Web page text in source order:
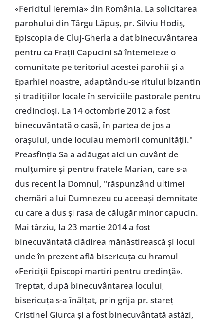
«Fericitul Ieremia» din România. La solicitarea
parohului din Târgu Lăpuș, pr. Silviu Hodiș,
Episcopia de Cluj-Gherla a dat binecuvântarea
pentru ca Frații Capucini să întemeieze o
comunitate pe teritoriul acestei parohii și a
Eparhiei noastre, adaptându-se ritului bizantin
și tradițiilor locale în serviciile pastorale pentru
credincioși. La 14 octombrie 2012 a fost
binecuvântată o casă, în partea de jos a
orașului, unde locuiau membrii comunității."
Preasfinția Sa a adăugat aici un cuvânt de
mulțumire și pentru fratele Marian, care s-a
dus recent la Domnul, "răspunzând ultimei
chemări a lui Dumnezeu cu aceeași demnitate
cu care a dus și rasa de călugăr minor capucin.
Mai târziu, la 23 martie 2014 a fost
binecuvântată clădirea mănăstirească și locul
unde în prezent află bisericuța cu hramul
«Fericiții Episcopi martiri pentru credință».
Treptat, după binecuvântarea locului,
bisericuța s-a înălțat, prin grija pr. stareț
Cristinel Giurca și a fost binecuvântată astăzi,